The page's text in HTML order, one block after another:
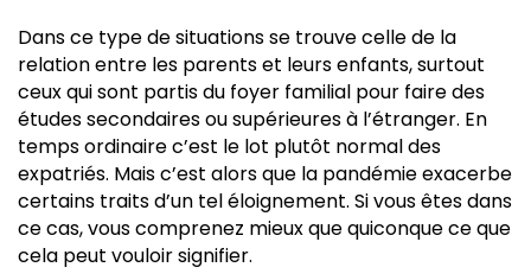
Dans ce type de situations se trouve celle de la
relation entre les parents et leurs enfants, surtout
ceux qui sont partis du foyer familial pour faire des
études secondaires ou supérieures à l’étranger. En
temps ordinaire c’est le lot plutôt normal des
expatriés. Mais c’est alors que la pandémie exacerbe
certains traits d’un tel éloignement. Si vous êtes dans
ce cas, vous comprenez mieux que quiconque ce que
cela peut vouloir signifier.